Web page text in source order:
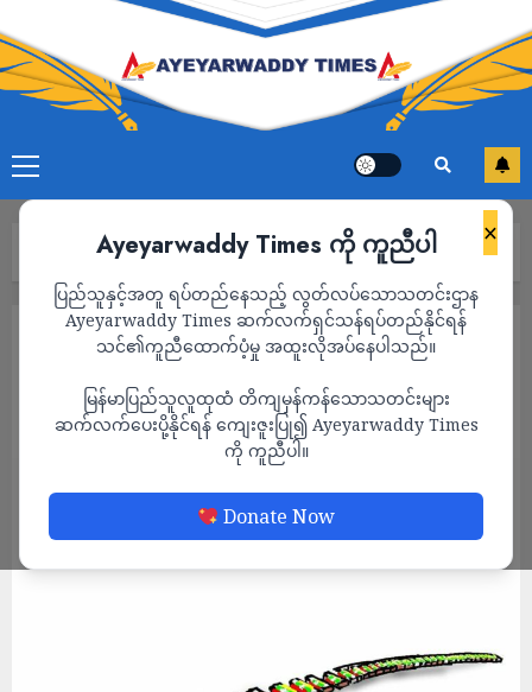
×
Ayeyarwaddy Times ကို ကူညီပါ
ပြည်သူနှင့်အတူ ရပ်တည်နေသည့် လွတ်လပ်သောသတင်းဌာန
Ayeyarwaddy Times ဆက်လက်ရှင်သန်ရပ်တည်နိုင်ရန်
သင်၏ကူညီထောက်ပံ့မှု အထူးလိုအပ်နေပါသည်။
မြန်မာပြည်သူလူထုထံ တိကျမှန်ကန်သောသတင်းများ
ဆက်လက်ပေးပို့နိုင်ရန် ကျေးဇူးပြု၍ Ayeyarwaddy Times
ကို ကူညီပါ။
Donate Now
-သမ္မတကြီးအလောင်းစည်သူအဘပု”
-သမ္မတကြီးအလောင်းစည်သူအဘပု”
ADMIN JULY 5, 2026